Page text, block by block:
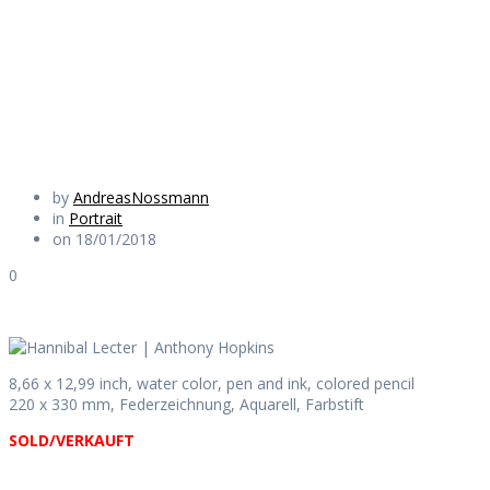
by AndreasNossmann
in Portrait
on 18/01/2018
0
8,66 x 12,99 inch, water color, pen and ink, colored pencil
220 x 330 mm, Federzeichnung, Aquarell, Farbstift
SOLD/VERKAUFT